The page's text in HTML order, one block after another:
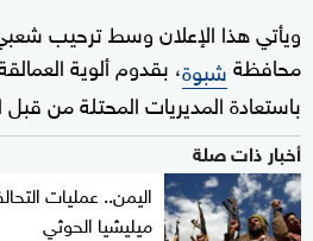
ويأتي هذا الإعلان وسط ترحيب
محافظةشبوة، بقدوم ألوية
باستعادة المديريات المحتلة من قبل
أخبار ذات صلة
اليمن.. عمليات
ميليشيا الحوثي